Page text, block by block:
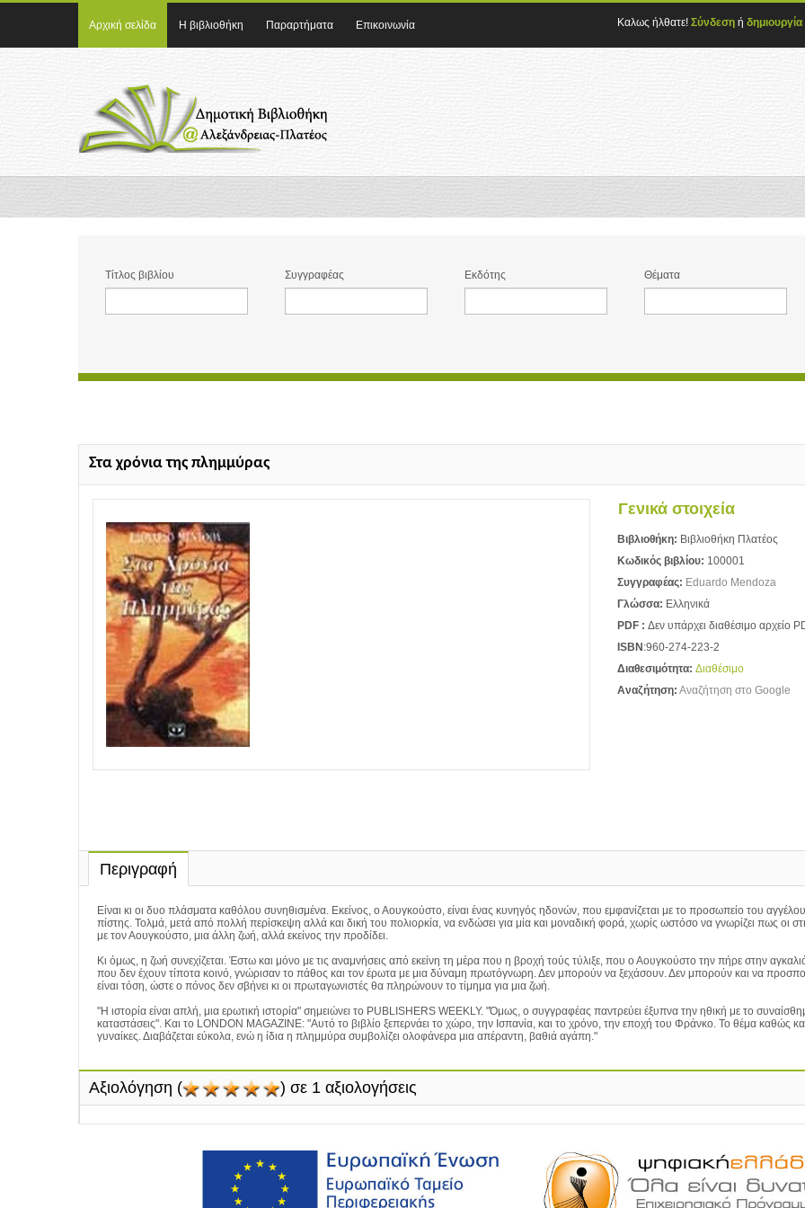
Αρχική σελίδα Η βιβλιοθήκη Παραρτήματα Επικοινωνία Καλως ήλθατε! Σύνδεση ή
Τίτλος βιβλίου Συγγραφέας Εκδότης Θέματα
Στα χρόνια της πλημμύρας
Γενικά στοιχεία
Βιβλιοθήκη: Βιβλιοθήκη Πλατέος
Κωδικός βιβλίου: 100001
Συγγραφέας: Eduardo Mendoza
Γλώσσα: Ελληνικά
PDF : Δεν υπάρχει διαθέσιμο αρχείο
ISBN:960-274-223-2
Διαθεσιμότητα: Διαθέσιμο
Αναζήτηση: Αναζήτηση στο Google
Περιγραφή
Είναι κι οι δυο πλάσματα καθόλου συνηθισμένα. Εκείνος, ο Αουγκούστο, είναι ένας κυνηγός ηδονών, που εμφανίζεται με το προσωπείο του
πίστης. Τολμά, μετά από πολλή περίσκεψη αλλά και δική του πολιορκία, να ενδώσει για μία και μοναδική φορά, χωρίς ωστόσο να γνωρίζει πως οι
με τον Αουγκούστο, μια άλλη ζωή, αλλά εκείνος την προδίδει.
Κι όμως, η ζωή συνεχίζεται. Έστω και μόνο με τις αναμνήσεις από εκείνη τη μέρα που η βροχή τούς τύλιξε, που ο Αουγκούστο την πήρε στην
που δεν έχουν τίποτα κοινό, γνώρισαν το πάθος και τον έρωτα με μια δύναμη πρωτόγνωρη. Δεν μπορούν να ξεχάσουν. Δεν μπορούν και να
είναι τόση, ώστε ο πόνος δεν σβήνει κι οι πρωταγωνιστές θα πληρώνουν το τίμημα για μια ζωή.
"Η ιστορία είναι απλή, μια ερωτική ιστορία" σημειώνει το PUBLISHERS WEEKLY. "Όμως, ο συγγραφέας παντρεύει έξυπνα την ηθική με το
καταστάσεις". Και το LONDON MAGAZINE: "Αυτό το βιβλίο ξεπερνάει το χώρο, την Ισπανία, και το χρόνο, την εποχή του Φράνκο. Το θέμα καθώς
γυναίκες. Διαβάζεται εύκολα, ενώ η ίδια η πλημμύρα συμβολίζει ολοφάνερα μια απέραντη, βαθιά αγάπη."
Αξιολόγηση ( ) σε 1 αξιολογήσεις